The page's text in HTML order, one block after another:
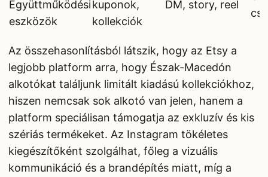
Együttműködési
eszközök
kuponok,
kollekciók
DM, story, reel
Az összehasonlításból látszik, hogy az Etsy a
legjobb platform arra, hogy Észak-Macedón
alkotókat találjunk limitált kiadású kollekciókhoz,
hiszen nemcsak sok alkotó van jelen, hanem a
platform speciálisan támogatja az exkluzív és kis
szériás termékeket. Az Instagram tökéletes
kiegészítőként szolgálhat, főleg a vizuális
kommunikáció és a brandépítés miatt, míg a